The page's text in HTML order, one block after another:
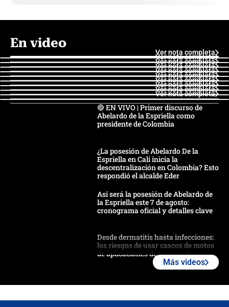
En video
Ver nota completa
Ver nota completa
Ver nota completa
Ver nota completa
Ver nota completa
Ver nota completa
Ver nota completa
Ver nota completa
Ver nota completa
Ver nota completa
🔴 EN VIVO | Primer discurso de
Abelardo de la Espriella como
presidente de Colombia
¿La posesión de Abelardo De la
Espriella en Cali inicia la
descentralización en Colombia? Esto
respondió el alcalde Eder
Así será la posesión de Abelardo de
la Espriella este 7 de agosto:
cronograma oficial y detalles clave
Desde dermatitis hasta infecciones:
los riesgos de usar cascos de motos
de aplicaciones de transporte
Más videos